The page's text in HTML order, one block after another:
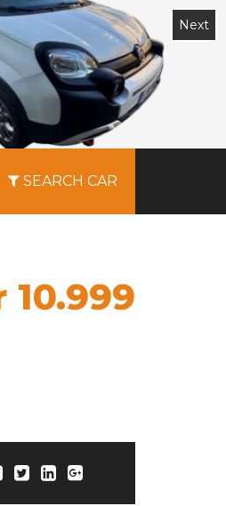
Next
SEARCH CAR
10.999